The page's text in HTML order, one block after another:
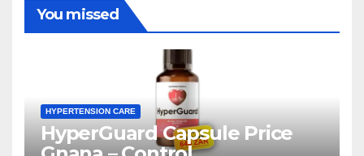
You missed
HYPERTENSION CARE
HyperGuard Capsule Price